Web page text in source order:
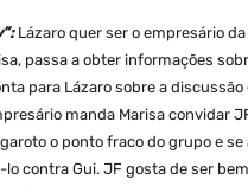
Lázaro quer ser o empresário
passa a obter informações
para Lázaro sobre a discussão
manda Marisa convidar
o ponto fraco do grupo e
lo contra Gui. JF gosta de ser